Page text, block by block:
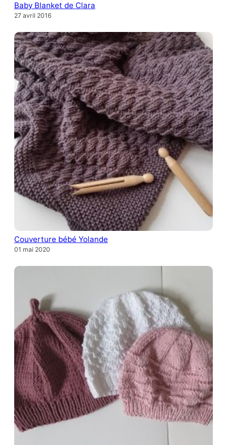
Baby Blanket de Clara
27 avril 2016
Couverture bébé Yolande
01 mai 2020